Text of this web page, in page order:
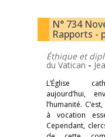
N° 734
Rapports -
Éthique et
du Vatican -
L’Église
aujourd’hui,
l’humanité.
à vocation
Cependant,